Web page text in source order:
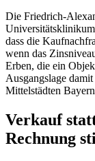
Die Friedrich-
dass die
wenn das
Erben, die ein
Ausgangslage
Mittelstädten
Verkauf
Rechnung